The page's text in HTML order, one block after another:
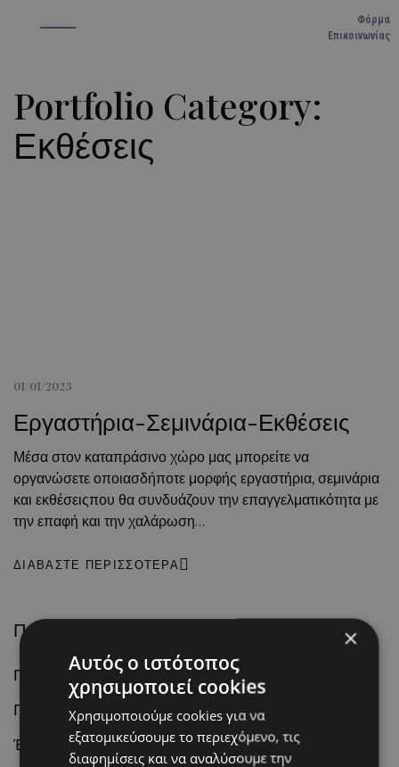
Φόρμα
Επικοινωνίας
Portfolio Category:
Εκθέσεις
01/01/2023
Εργαστήρια-Σεμινάρια-Εκθέσεις
Μέσα στον καταπράσινο χώρο μας μπορείτε να
οργανώσετε οποιασδήποτε μορφής εργαστήρια, σεμινάρια
και εκθέσειςπου θα συνδυάζουν την επαγγελματικότητα με
την επαφή και την χαλάρωση…
ΔΙΑΒΆΣΤΕ ΠΕΡΙΣΣΌΤΕΡΑ
Πρόσφατα Άθρα
Πορτοκαλί και κοραλί πινελιές στον γάμο σας
Γαμήλια πρόσκληση στη Χώρα των Θαυμάτων!
Ένας γάμος…ανθισμένη αμυγδαλιά!
×
Αυτός ο ιστότοπος
χρησιμοποιεί cookies
Χρησιμοποιούμε cookies για να
εξατομικεύσουμε το περιεχόμενο, τις
διαφημίσεις και να αναλύσουμε την